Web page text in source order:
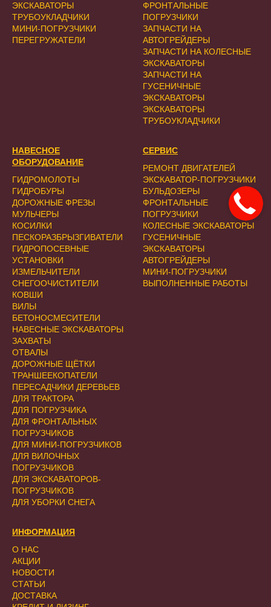
ЭКСКАВАТОРЫ
ТРУБОУКЛАДЧИКИ
МИНИ-ПОГРУЗЧИКИ
ПЕРЕГРУЖАТЕЛИ
НАВЕСНОЕ
ОБОРУДОВАНИЕ
ГИДРОМОЛОТЫ
ГИДРОБУРЫ
ДОРОЖНЫЕ ФРЕЗЫ
МУЛЬЧЕРЫ
КОСИЛКИ
ПЕСКОРАЗБРЫЗГИВАТЕЛИ
ГИДРОПОСЕВНЫЕ
УСТАНОВКИ
ИЗМЕЛЬЧИТЕЛИ
СНЕГООЧИСТИТЕЛИ
КОВШИ
ВИЛЫ
БЕТОНОСМЕСИТЕЛИ
НАВЕСНЫЕ ЭКСКАВАТОРЫ
ЗАХВАТЫ
ОТВАЛЫ
ДОРОЖНЫЕ ЩЁТКИ
ТРАНШЕЕКОПАТЕЛИ
ПЕРЕСАДЧИКИ ДЕРЕВЬЕВ
ДЛЯ ТРАКТОРА
ДЛЯ ПОГРУЗЧИКА
ДЛЯ ФРОНТАЛЬНЫХ
ПОГРУЗЧИКОВ
ДЛЯ МИНИ-ПОГРУЗЧИКОВ
ДЛЯ ВИЛОЧНЫХ
ПОГРУЗЧИКОВ
ДЛЯ ЭКСКАВАТОРОВ-
ПОГРУЗЧИКОВ
ДЛЯ УБОРКИ СНЕГА
ФРОНТАЛЬНЫЕ
ПОГРУЗЧИКИ
ЗАПЧАСТИ НА
АВТОГРЕЙДЕРЫ
ЗАПЧАСТИ НА КОЛЕСНЫЕ
ЭКСКАВАТОРЫ
ЗАПЧАСТИ НА
ГУСЕНИЧНЫЕ
ЭКСКАВАТОРЫ
ЭКСКАВАТОРЫ
ТРУБОУКЛАДЧИКИ
СЕРВИС
РЕМОНТ ДВИГАТЕЛЕЙ
ЭКСКАВАТОР-ПОГРУЗЧИКИ
БУЛЬДОЗЕРЫ
ФРОНТАЛЬНЫЕ
ПОГРУЗЧИКИ
КОЛЕСНЫЕ ЭКСКАВАТОРЫ
ГУСЕНИЧНЫЕ
ЭКСКАВАТОРЫ
АВТОГРЕЙДЕРЫ
МИНИ-ПОГРУЗЧИКИ
ВЫПОЛНЕННЫЕ РАБОТЫ
ИНФОРМАЦИЯ
О НАС
АКЦИИ
НОВОСТИ
СТАТЬИ
ДОСТАВКА